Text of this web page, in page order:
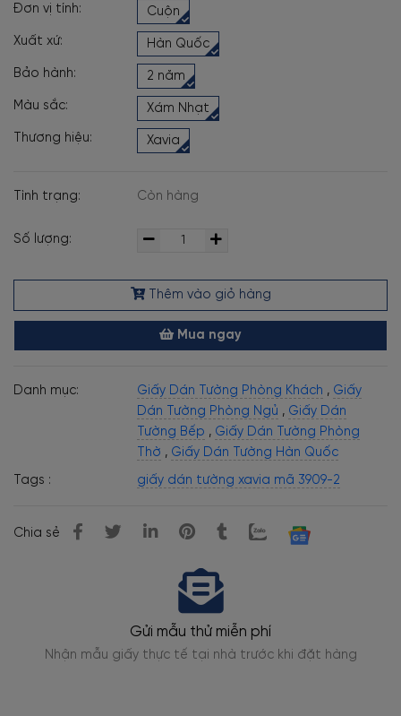
Đơn vị tính: Cuộn
Xuất xứ: Hàn Quốc
Bảo hành: 2 năm
Màu sắc: Xám Nhạt
Thương hiệu: Xavia
Tình trạng: Còn hàng
Số lượng:
Thêm vào giỏ hàng
Mua ngay
Danh mục: Giấy Dán Tường Phòng Khách , Giấy
Dán Tường Phòng Ngủ , Giấy Dán
Tường Bếp , Giấy Dán Tường Phòng
Thờ , Giấy Dán Tường Hàn Quốc
Tags :
giấy dán tường xavia mã 3909-2
Chia sẻ
Gửi mẫu thử miễn phí
Nhận mẫu giấy thực tế tại nhà trước khi đặt hàng